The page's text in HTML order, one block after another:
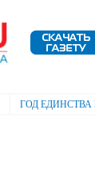
ГОД